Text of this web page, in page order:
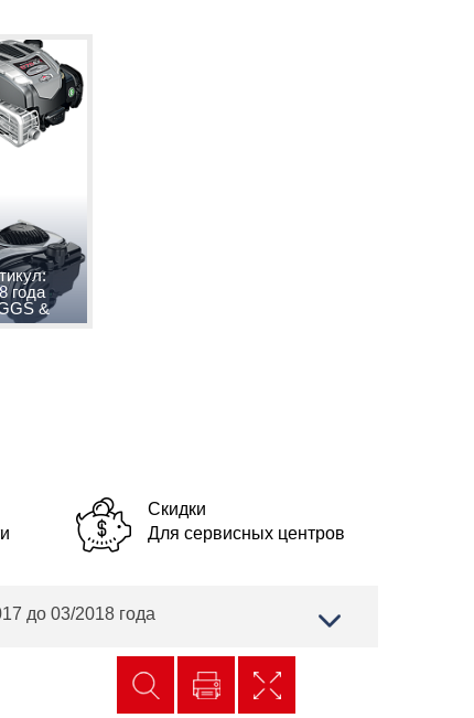
года
&
Скидки
Для сервисных центров
до 03/2018 года